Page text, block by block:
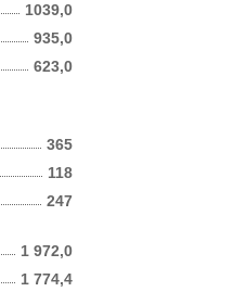
1039,0
935,0
623,0
365
247
118
1 972,0
1 774,4